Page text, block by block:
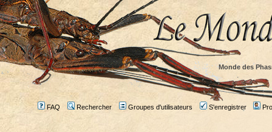
Monde des
FAQ Rechercher Groupes d'utilisateurs S'enregistrer